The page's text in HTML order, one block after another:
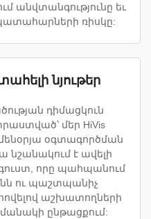
անվտանգությունը եւ
ռիսկը:
նյութեր
դիմացկուն
մեր HiVis
օգտագործման
նշանակում է ավելի
որը պահպանում
ու պաշտպանիչ
աշխատողների
ընթացքում: